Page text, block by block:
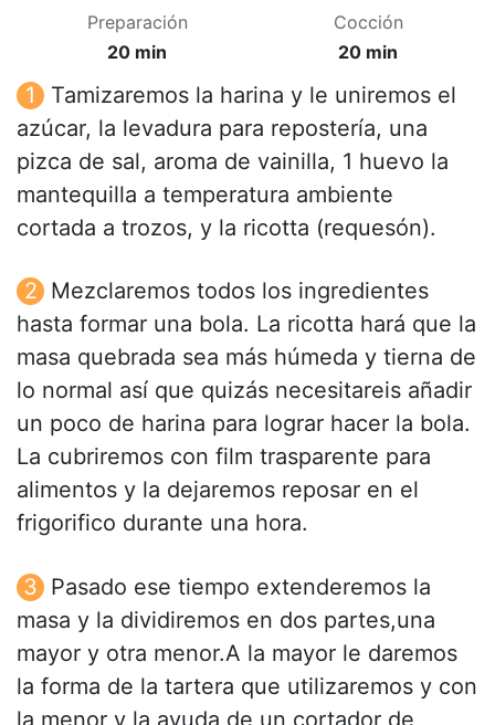
Preparación
20 min
Cocción
20 min
Tamizaremos la harina y le uniremos el
azúcar, la levadura para repostería, una
pizca de sal, aroma de vainilla, 1 huevo la
mantequilla a temperatura ambiente
cortada a trozos, y la ricotta (requesón).
Mezclaremos todos los ingredientes
hasta formar una bola. La ricotta hará que la
masa quebrada sea más húmeda y tierna de
lo normal así que quizás necesitareis añadir
un poco de harina para lograr hacer la bola.
La cubriremos con film trasparente para
alimentos y la dejaremos reposar en el
frigorifico durante una hora.
Pasado ese tiempo extenderemos la
masa y la dividiremos en dos partes,una
mayor y otra menor.A la mayor le daremos
la forma de la tartera que utilizaremos y con
la menor y la ayuda de un cortador de